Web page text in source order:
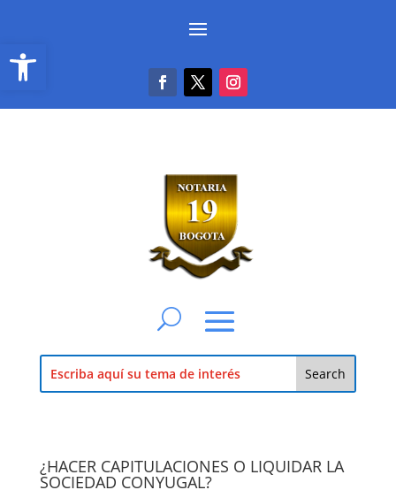
Abrir barra de herramientas
¿HACER CAPITULACIONES O LIQUIDAR LA
SOCIEDAD CONYUGAL?